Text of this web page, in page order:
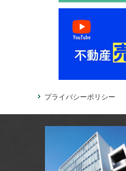
プライバシーポリシー